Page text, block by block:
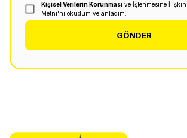
Kişisel Verilerin Korunması ve İşlenmesine İlişkin
Metni'ni okudum ve anladım.
GÖNDER